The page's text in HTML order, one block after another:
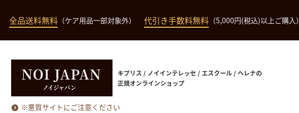
全品送料無料 （ケア用品一部対象外） 代引き手数料無料 （5,000円(税込)以上ご購入）
キプリス / ノイインテレッセ / エスクール / ヘレナの
正規オンラインショップ
※悪質サイトにご注意ください